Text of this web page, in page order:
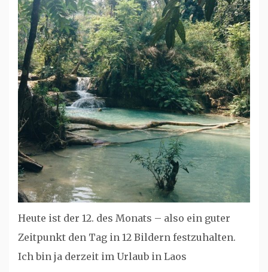
Heute ist der 12. des Monats – also ein guter
Zeitpunkt den Tag in 12 Bildern festzuhalten.
Ich bin ja derzeit im Urlaub in Laos